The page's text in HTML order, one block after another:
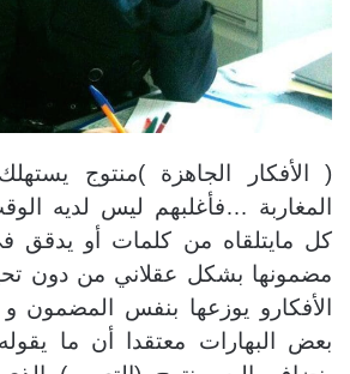
( الأفكار الجاهزة )منتوج
المغاربة …فأغلبهم ليس لديه
كل مايتلقاه من كلمات أو يدقق
مضمونها بشكل عقلاني من دون
الأفكارو يوزعها بنفس المضمون و
بعض ا لبهارات معتقدا أن ما